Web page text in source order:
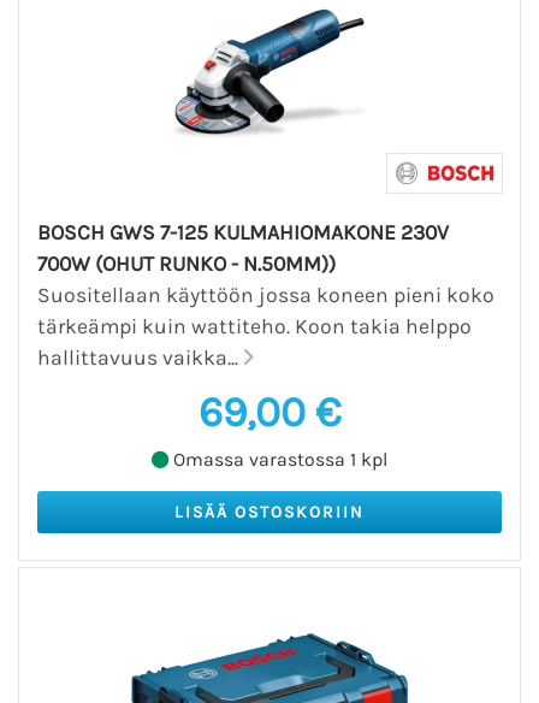
BOSCH GWS 7-125 KULMAHIOMAKONE 230V
700W (OHUT RUNKO - N.50MM))
Suositellaan käyttöön jossa koneen pieni koko
tärkeämpi kuin wattiteho. Koon takia helppo
hallittavuus vaikka...
69,00 €
Omassa varastossa 1 kpl